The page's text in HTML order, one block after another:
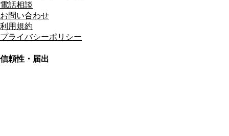
電話相談
お問い合わせ
利用規約
プライバシーポリシー
信頼性・届出